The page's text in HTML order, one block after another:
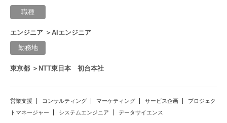
職種
エンジニア ＞AIエンジニア
勤務地
東京都 ＞NTT東日本 初台本社
営業支援 コンサルティング マーケティング サービス企画
プロジェク
トマネージャー
システムエンジニア データサイエンス